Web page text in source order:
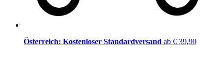
Österreich: Kostenloser Standardversand ab € 39,90